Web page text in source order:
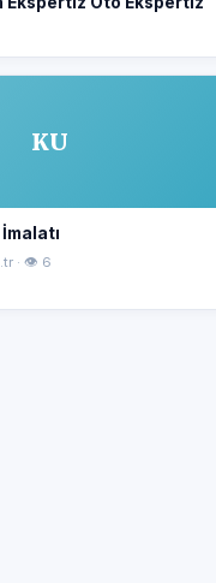
KU
· 👁 6